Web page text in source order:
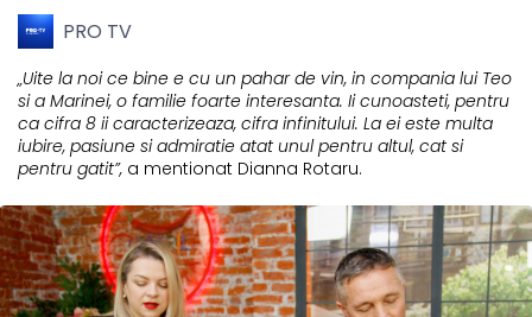
PRO TV
„Uite la noi ce bine e cu un pahar de vin, in compania lui Teo
si a Marinei, o familie foarte interesanta. Ii cunoasteti, pentru
ca cifra 8 ii caracterizeaza, cifra infinitului. La ei este multa
iubire, pasiune si admiratie atat unul pentru altul, cat si
pentru gatit”, a mentionat Dianna Rotaru.